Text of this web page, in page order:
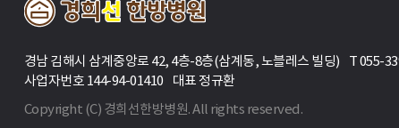
경남 김해시 삼계중앙로 42, 4층-8층(삼계동, 노블레스 빌딩) T 055-
사업자번호 144-94-01410 대표 정규환
Copyright (C) 경희선한방병원. All rights reserved.